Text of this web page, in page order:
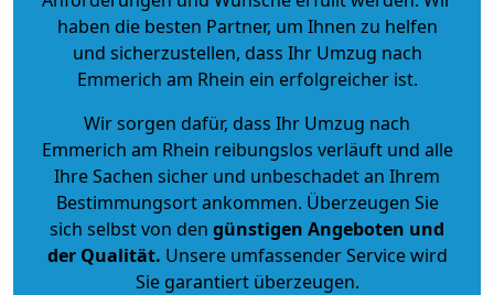
haben die besten Partner, um Ihnen zu helfen
und sicherzustellen, dass Ihr Umzug nach
Emmerich am Rhein ein erfolgreicher ist.
Wir sorgen dafür, dass Ihr Umzug nach
Emmerich am Rhein reibungslos verläuft und alle
Ihre Sachen sicher und unbeschadet an Ihrem
Bestimmungsort ankommen. Überzeugen Sie
sich selbst von den günstigen Angeboten und
der Qualität. Unsere umfassender Service wird
Sie garantiert überzeugen.